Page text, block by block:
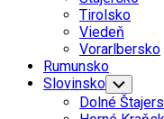
Tirolsko
Viedeň
Vorarlbersko
Rumunsko
Slovinsko Toggle
Child
Menu
Dolné